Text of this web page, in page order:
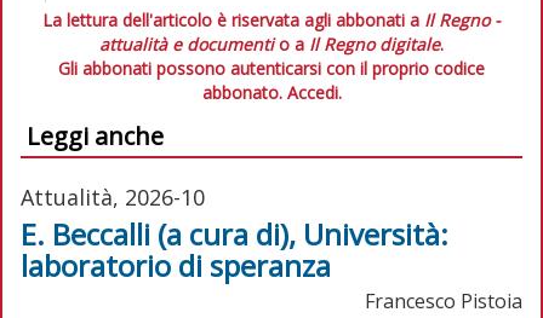
La lettura dell'articolo è riservata agli abbonati a Il Regno -
attualità e documentio a Il Regno digitale.
Gli abbonati possono autenticarsi con il proprio codice
abbonato. Accedi.
Leggi anche
Attualità, 2026-10
E. Beccalli (a cura di), Università:
laboratorio di speranza
Francesco Pistoia